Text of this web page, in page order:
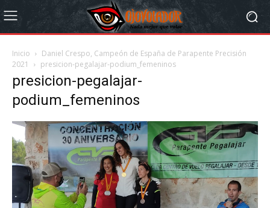
Inicio
Daniel Crespo, Campeón de España de Parapente Precisión
2021
presicion-pegalajar-podium_femeninos
presicion-pegalajar-
podium_femeninos